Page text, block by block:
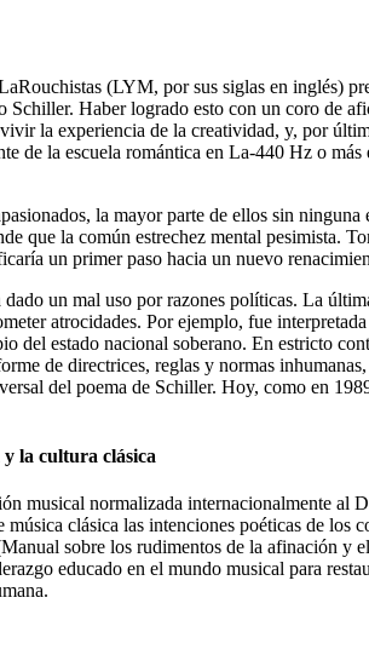
(LYM, por sus siglas en inglés)
Haber logrado esto con un coro de
la experiencia de la creatividad, y, por
de la escuela romántica en La-440 Hz o
la mayor parte de ellos sin
que la común estrechez mental pesimista.
un primer paso hacia un nuevo
un mal uso por razones políticas. La
atrocidades. Por ejemplo, fue
estado nacional soberano. En estricto
de directrices, reglas y normas
del poema de Schiller. Hoy, como en
la cultura clásica
musical normalizada internacionalmente al
clásica las intenciones poéticas de los
sobre los rudimentos de la afinación y
educado en el mundo musical para